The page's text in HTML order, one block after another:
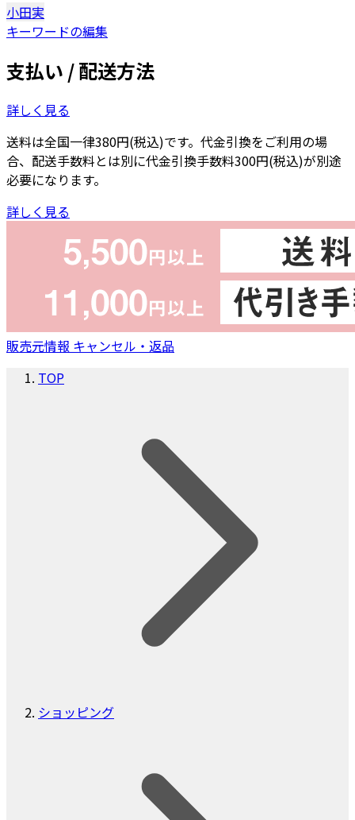
小田実
キーワードの編集
支払い / 配送方法
詳しく見る
送料は全国一律380円(税込)です。代金引換をご利用の場
合、配送手数料とは別に代金引換手数料300円(税込)が別途
必要になります。
詳しく見る
販売元情報 キャンセル・返品
TOP
ショッピング